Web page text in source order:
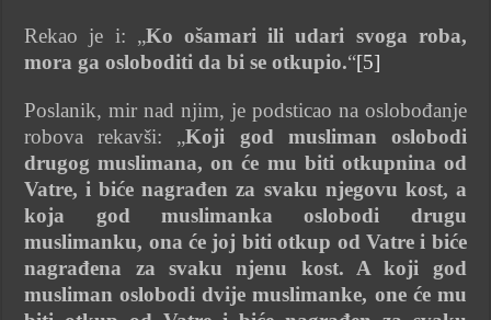
Rekao je i: „Ko ošamari ili udari svoga roba,
mora ga osloboditi da bi se otkupio.“[5]
Poslanik, mir nad njim, je podsticao na oslobođanje
robova rekavši: „Koji god musliman oslobodi
drugog muslimana, on će mu biti otkupnina od
Vatre, i biće nagrađen za svaku njegovu kost, a
koja god muslimanka oslobodi drugu
muslimanku, ona će joj biti otkup od Vatre i biće
nagrađena za svaku njenu kost. A koji god
musliman oslobodi dvije muslimanke, one će mu